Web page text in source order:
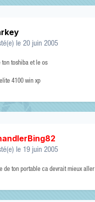
le 20 juin 2005
ton toshiba et le os
4100 win xp
le 19 juin 2005
de ton portable ca devrait mieux aller